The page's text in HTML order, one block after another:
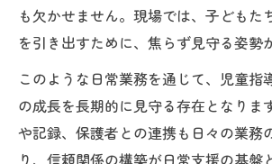
も欠かせません。現場では、子どもた
を引き出すために、焦らず見守る姿勢
このような日常業務を通じて、児童指
の成長を長期的に見守る存在となりま
や記録、保護者との連携も日々の業務
り、信頼関係の構築が日常支援の基盤